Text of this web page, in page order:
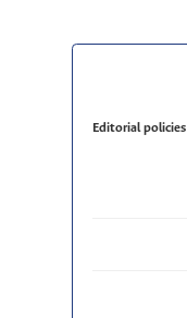
Editorial policies